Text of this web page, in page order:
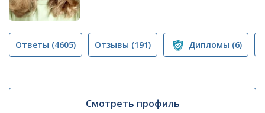
Ответы (4605) Отзывы (191) Дипломы (6)
Смотреть профиль